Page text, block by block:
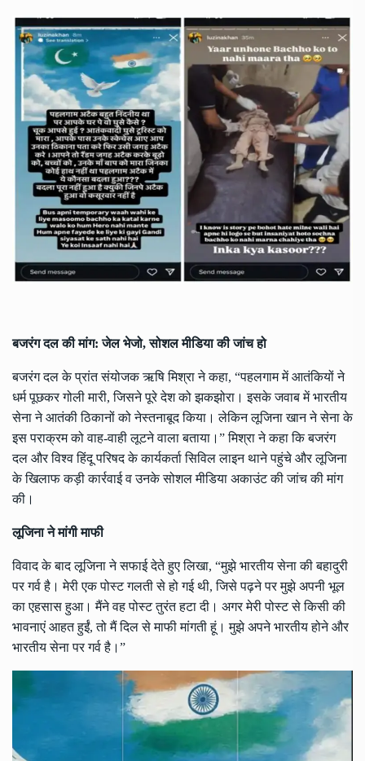
बजरंग दल की मांग:जेल भेजो,सोशल मीडिया की जांच हो
बजरंग दल के प्रांत संयोजक ऋषि मिश्रा ने कहा, “पहलगाम में आतंकियों ने
धर्म पूछकर गोली मारी, जिसने पूरे देश को झकझोरा। इसके जवाब में भारतीय
सेना ने आतंकी ठिकानों को नेस्तनाबूद किया। लेकिन लूजिना खान ने सेना के
इस पराक्रम को वाह-वाही लूटने वाला बताया।” मिश्रा ने कहा कि बजरंग
दल और विश्व हिंदू परिषद के कार्यकर्ता सिविल लाइन थाने पहुंचे और लूजिना
के खिलाफ कड़ी कार्रवाई व उनके सोशल मीडिया अकाउंट की जांच की मांग
की।
लूजिना ने मांगी माफी
विवाद के बाद लूजिना ने सफाई देते हुए लिखा, “मुझे भारतीय सेना की बहादुरी
पर गर्व है। मेरी एक पोस्ट गलती से हो गई थी, जिसे पढ़ने पर मुझे अपनी भूल
का एहसास हुआ। मैंने वह पोस्ट तुरंत हटा दी। अगर मेरी पोस्ट से किसी की
भावनाएं आहत हुईं, तो मैं दिल से माफी मांगती हूं। मुझे अपने भारतीय होने और
भारतीय सेना पर गर्व है।”